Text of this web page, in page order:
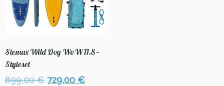
Stemax Wild Dog WoW 11.8 –
Styleset
899,00€ Ursprünglicher
729,00 €Aktueller